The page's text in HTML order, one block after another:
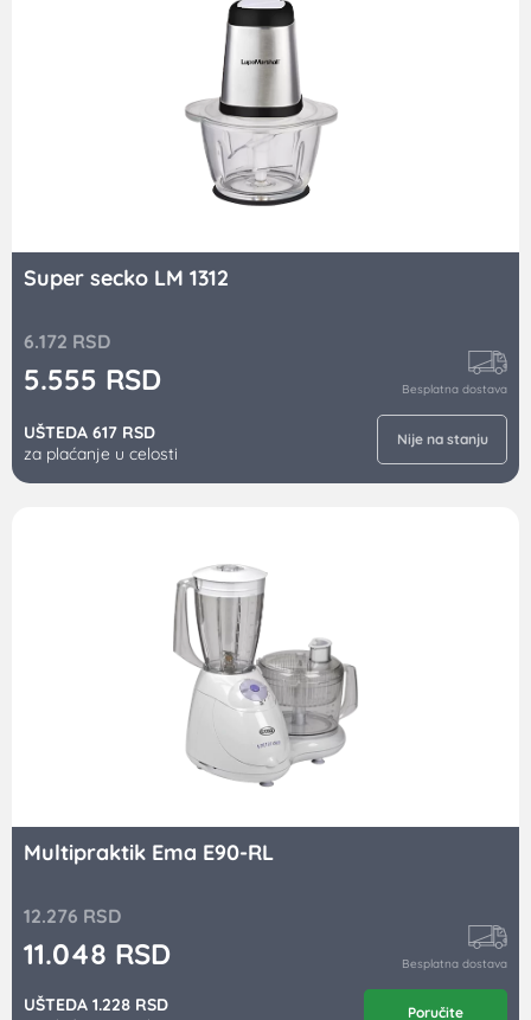
Super secko LM 1312
6.172 RSD
5.555 RSD Besplatna dostava
UŠTEDA 617 RSD
za plaćanje u celosti
Nije na stanju
Multipraktik Ema E90-RL
12.276 RSD
11.048 RSD Besplatna dostava
UŠTEDA 1.228 RSD
Poručite